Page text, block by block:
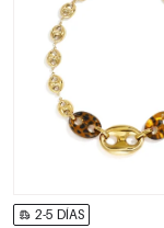
2-5 DÍAS